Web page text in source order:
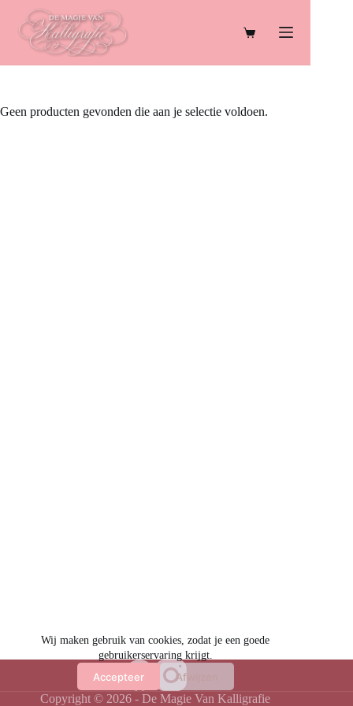
inhoud
Wij maken gebruik van cookies, zodat je een goede
gebruikerservaring krijgt.
Accepteer Afwijzen
Winkelwagen
Geen producten gevonden die aan je selectie voldoen.
Copyright © 2026 - De Magie Van Kalligrafie